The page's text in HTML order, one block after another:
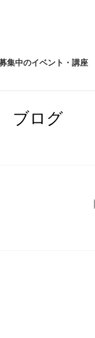
集中のイベント・講座
ブログ